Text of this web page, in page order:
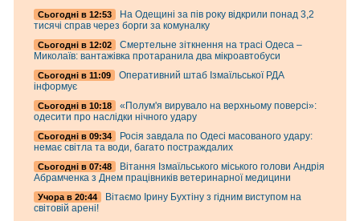
Cьогодні в 12:53
На Одещині за пів року відкрили понад 3,2
тисячі справ через борги за комуналку
Cьогодні в 12:02
Смертельне зіткнення на трасі Одеса –
Миколаїв: вантажівка протаранила два мікроавтобуси
Cьогодні в 11:09
Оперативний штаб Ізмаїльської РДА
інформує
Cьогодні в 10:18
«Полум'я вирувало на верхньому поверсі»:
одесити про наслідки нічного удару
Cьогодні в 09:34
Росія завдала по Одесі масованого удару:
немає світла та води, багато постраждалих
Cьогодні в 07:48
Вітання Ізмаїльського міського голови Андрія
Абрамченка з Днем працівників ветеринарної медицини
Учора в 20:44
Вітаємо Ірину Бухтіну з гідним виступом на
світовій арені!